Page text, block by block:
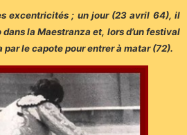
excentricités ; un jour (23 avril 64), il
la Maestranza et, lors d’un festival
le capote pour entrer à matar (72).